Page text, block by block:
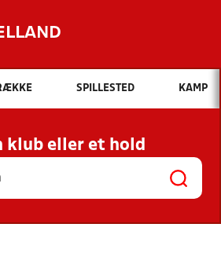
Hvad vil du søge efter?
INDHOLD OG NYHEDER
KLUBBER OG
HOLD
SPILLESTED KAMP
klub eller et hold